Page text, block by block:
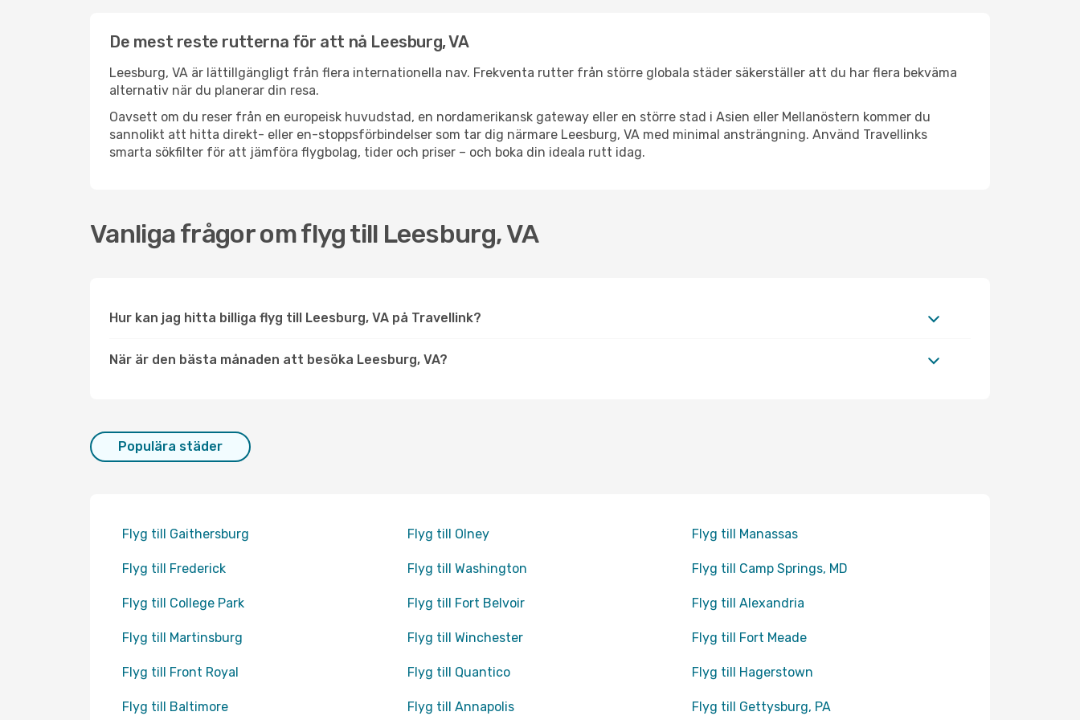
De mest reste rutterna för att nå Leesburg, VA
Leesburg, VA är lättillgängligt från flera internationella nav. Frekventa rutter från större globala städer säkerställer att du har flera bekväma
alternativ när du planerar din resa.
Oavsett om du reser från en europeisk huvudstad, en nordamerikansk gateway eller en större stad i Asien eller Mellanöstern kommer du
sannolikt att hitta direkt- eller en-stoppsförbindelser som tar dig närmare Leesburg, VA med minimal ansträngning. Använd Travellinks
smarta sökfilter för att jämföra flygbolag, tider och priser – och boka din ideala rutt idag.
Vanliga frågor om flyg till Leesburg, VA
Hur kan jag hitta billiga flyg till Leesburg, VA på Travellink?
När är den bästa månaden att besöka Leesburg, VA?
Populära städer
Flyg till Gaithersburg Flyg till Olney Flyg till Manassas
Flyg till Frederick Flyg till Washington Flyg till Camp Springs, MD
Flyg till College Park Flyg till Fort Belvoir Flyg till Alexandria
Flyg till Martinsburg Flyg till Winchester Flyg till Fort Meade
Flyg till Front Royal Flyg till Quantico Flyg till Hagerstown
Flyg till Baltimore Flyg till Annapolis Flyg till Gettysburg, PA